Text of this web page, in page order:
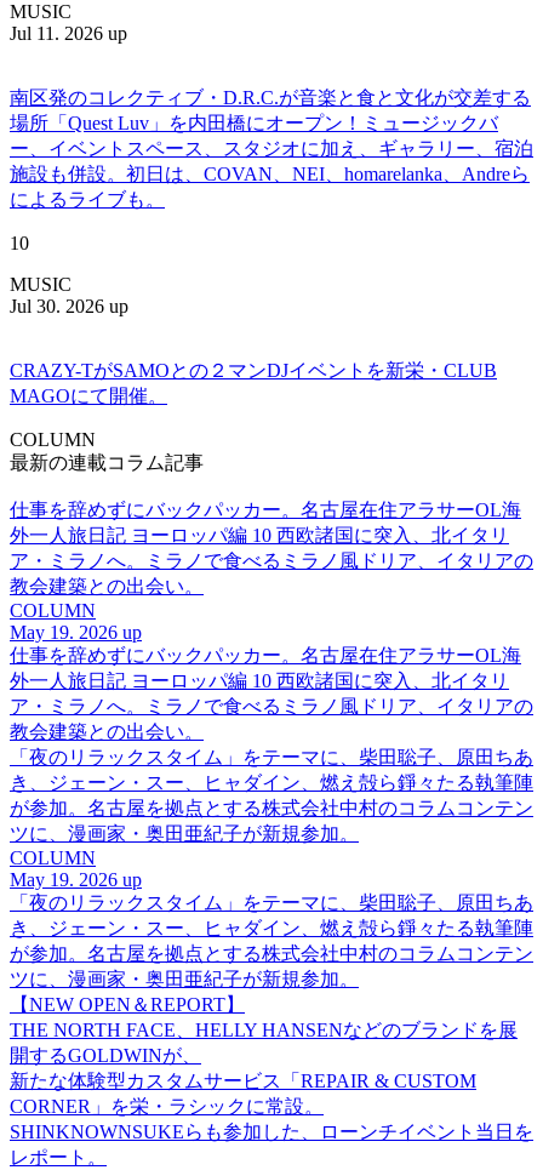
MUSIC
Jul 11. 2026 up
南区発のコレクティブ・D.R.C.が⾳楽と⾷と⽂化が交差する
場所「Quest Luv」を内田橋にオープン！ミュージックバ
ー、イベントスペース、スタジオに加え、ギャラリー、宿泊
施設も併設。初日は、COVAN、NEI、homarelanka、Andreら
によるライブも。
10
MUSIC
Jul 30. 2026 up
CRAZY-TがSAMOとの２マンDJイベントを新栄・CLUB
MAGOにて開催。
COLUMN
最新の連載コラム記事
仕事を辞めずにバックパッカー。名古屋在住アラサーOL海
外一人旅日記 ヨーロッパ編 10 西欧諸国に突入、北イタリ
ア・ミラノへ。ミラノで食べるミラノ風ドリア、イタリアの
教会建築との出会い。
COLUMN
May 19. 2026 up
仕事を辞めずにバックパッカー。名古屋在住アラサーOL海
外一人旅日記 ヨーロッパ編 10 西欧諸国に突入、北イタリ
ア・ミラノへ。ミラノで食べるミラノ風ドリア、イタリアの
教会建築との出会い。
「夜のリラックスタイム」をテーマに、柴田聡子、原田ちあ
き、ジェーン・スー、ヒャダイン、燃え殻ら錚々たる執筆陣
が参加。名古屋を拠点とする株式会社中村のコラムコンテン
ツに、漫画家・奥田亜紀子が新規参加。
COLUMN
May 19. 2026 up
「夜のリラックスタイム」をテーマに、柴田聡子、原田ちあ
き、ジェーン・スー、ヒャダイン、燃え殻ら錚々たる執筆陣
が参加。名古屋を拠点とする株式会社中村のコラムコンテン
ツに、漫画家・奥田亜紀子が新規参加。
【NEW OPEN＆REPORT】
THE NORTH FACE、HELLY HANSENなどのブランドを展
開するGOLDWINが、
新たな体験型カスタムサービス「REPAIR & CUSTOM
CORNER」を栄・ラシックに常設。
SHINKNOWNSUKEらも参加した、ローンチイベント当日を
レポート。